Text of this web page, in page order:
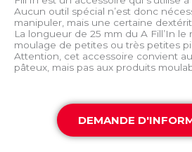
Aucun outil spécial n’est donc
manipuler, mais une certaine
La longueur de 25 mm du A Fill’In le
moulage de petites ou très petites
Attention, cet accessoire convient
pâteux, mais pas aux produits
DEMANDE